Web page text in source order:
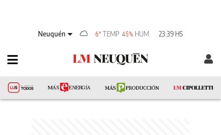
Neuquén 6°TEMP 45% HUM 23:39 HS